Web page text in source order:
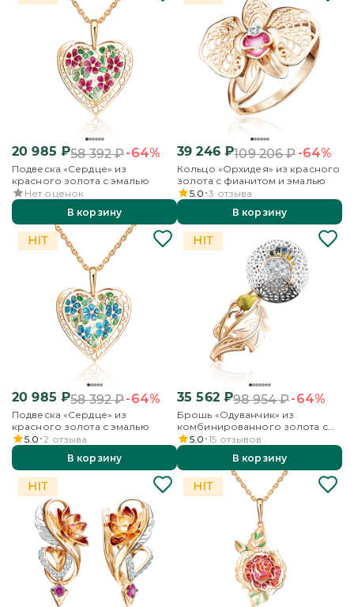
20 985 ₽58 392₽-64%
Подвеска «Сердце» из
красного золота с эмалью
Нет оценок
В корзину
39 246₽109 206₽-64%
Кольцо «Орхидея» из красного
золота с фианитом и эмалью
5.0 3 отзыва
В корзину
20 985 ₽58 392₽-64%
Подвеска «Сердце» из
красного золота с эмалью
5.0 2 отзыва
В корзину
35 562₽98 954₽-64%
Брошь «Одуванчик» из
комбинированного золота с
фианитами и эмалью
5.0 15 отзывов
В корзину